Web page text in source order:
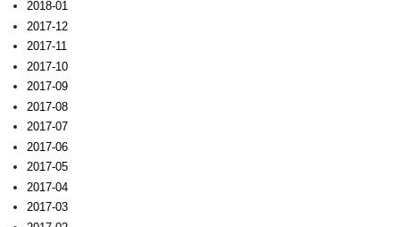
2018-01
2017-12
2017-11
2017-10
2017-09
2017-08
2017-07
2017-06
2017-05
2017-04
2017-03